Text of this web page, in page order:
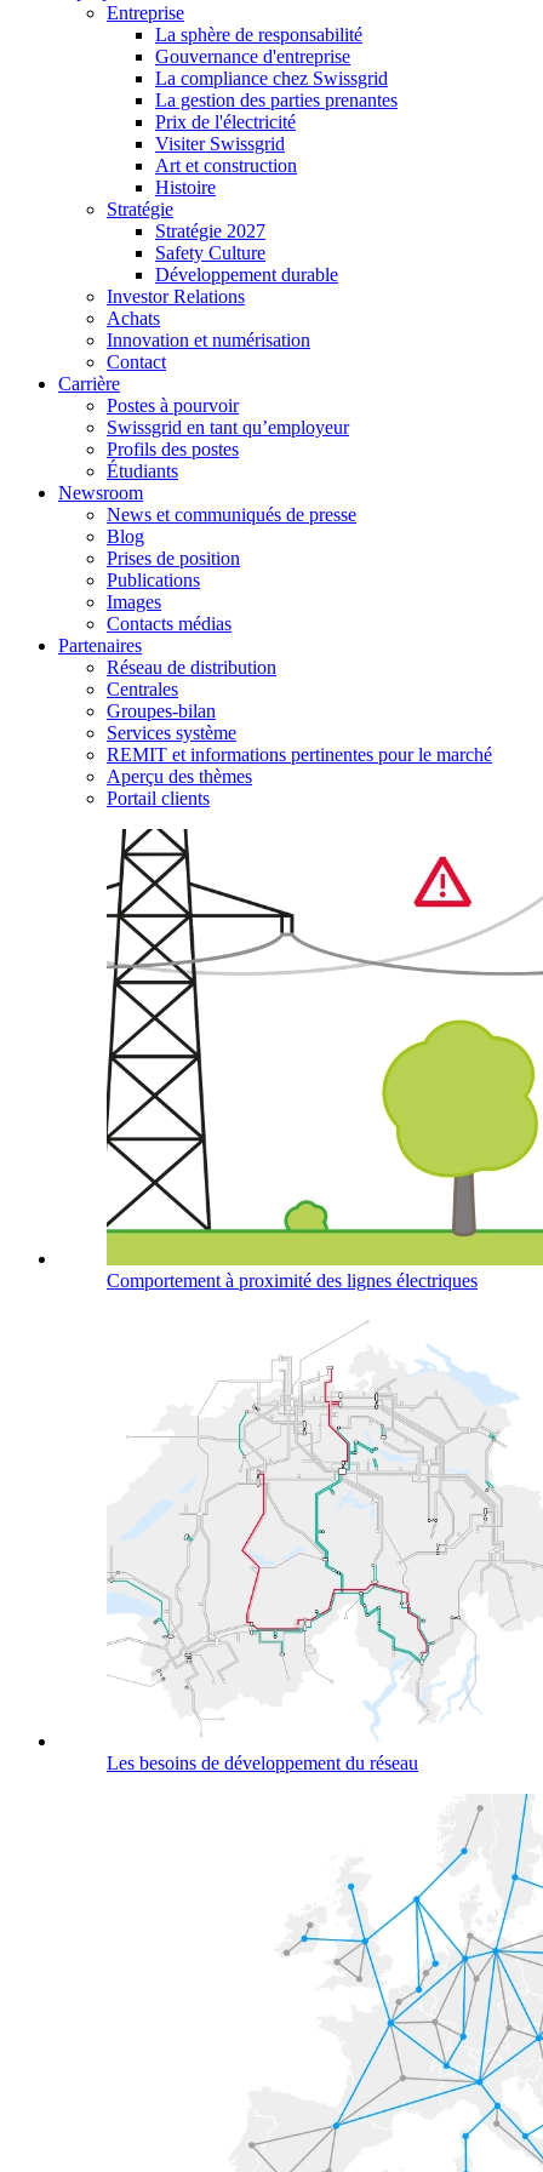
Entreprise
La sphère de responsabilité
Gouvernance d'entreprise
La compliance chez Swissgrid
La gestion des parties prenantes
Prix de l'électricité
Visiter Swissgrid
Art et construction
Histoire
Stratégie
Stratégie 2027
Safety Culture
Développement durable
Investor Relations
Achats
Innovation et numérisation
Contact
Carrière
Postes à pourvoir
Swissgrid en tant qu’employeur
Profils des postes
Étudiants
Newsroom
News et communiqués de presse
Blog
Prises de position
Publications
Images
Contacts médias
Partenaires
Réseau de distribution
Centrales
Groupes-bilan
Services système
REMIT et informations pertinentes pour le marché
Aperçu des thèmes
Portail clients
Comportement à proximité des lignes électriques
Les besoins de développement du réseau